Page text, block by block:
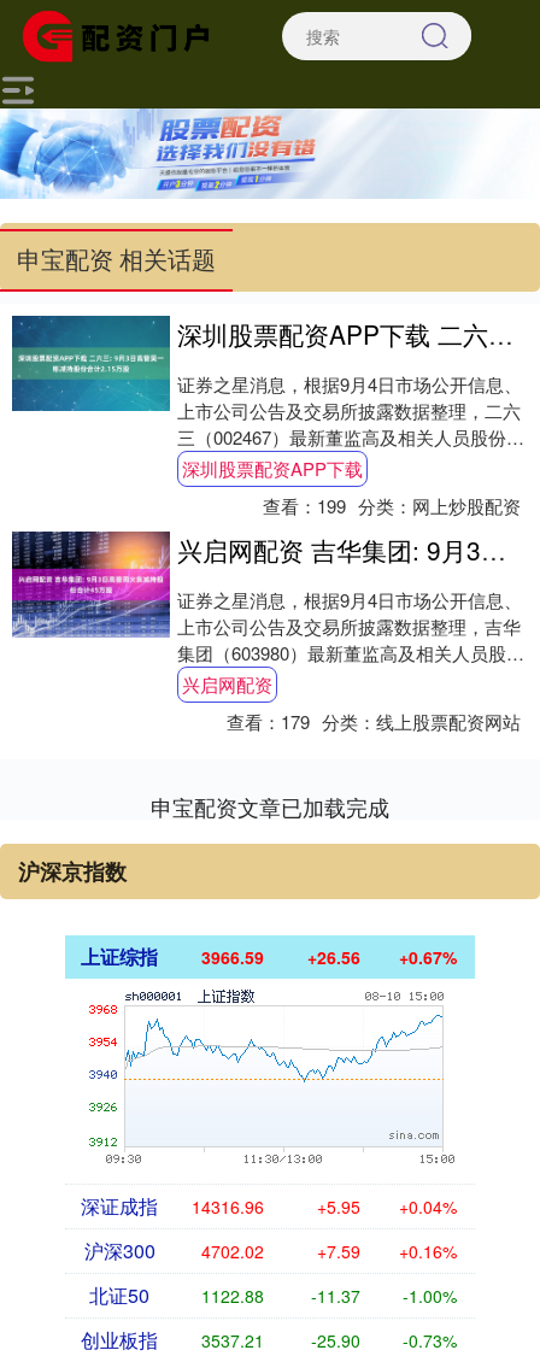
申宝配资 相关话题
深圳股票配资APP下载 二六三: 9月3日高管吴一彬减持股份合计2.15万股
证券之星消息，根据9月4日市场公开信息、
上市公司公告及交易所披露数据整理，二六
三（002467）最新董监高及相关人员股份变
动情况：2025年9月3日公司监事吴一....
深圳股票配资APP下载
查看： 199 分类： 网上炒股配资
兴启网配资 吉华集团: 9月3日高管周火良减持股份合计45万股
证券之星消息，根据9月4日市场公开信息、
上市公司公告及交易所披露数据整理，吉华
集团（603980）最新董监高及相关人员股份
变动情况：2025年9月3日公司董事,....
兴启网配资
查看： 179 分类：线上股票配资网站
申宝配资文章已加载完成
沪深京指数
上证综指 3966.59 +26.56 +0.67%
深证成指 14316.96 +5.95 +0.04%
沪深300 4702.02 +7.59 +0.16%
北证50 1122.88 -11.37 -1.00%
创业板指 3537.21 -25.90 -0.73%